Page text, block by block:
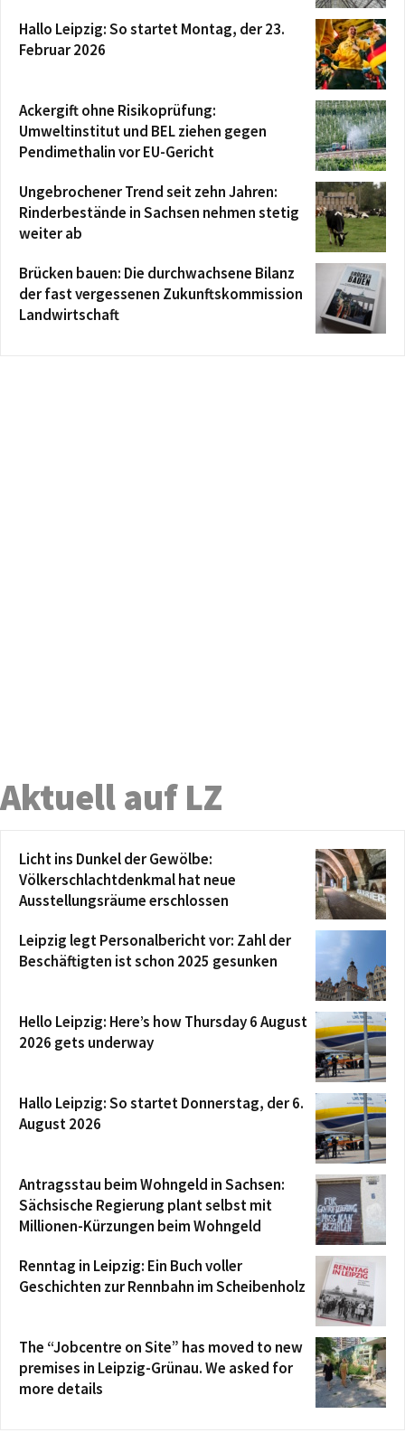
Hallo Leipzig: So startet Montag, der 23.
Februar 2026
Ackergift ohne Risikoprüfung:
Umweltinstitut und BEL ziehen gegen
Pendimethalin vor EU-Gericht
Ungebrochener Trend seit zehn Jahren:
Rinderbestände in Sachsen nehmen stetig
weiter ab
Brücken bauen: Die durchwachsene Bilanz
der fast vergessenen Zukunftskommission
Landwirtschaft
Aktuell auf LZ
Licht ins Dunkel der Gewölbe:
Völkerschlachtdenkmal hat neue
Ausstellungsräume erschlossen
Leipzig legt Personalbericht vor: Zahl der
Beschäftigten ist schon 2025 gesunken
Hello Leipzig: Here’s how Thursday 6 August
2026 gets underway
Hallo Leipzig: So startet Donnerstag, der 6.
August 2026
Antragsstau beim Wohngeld in Sachsen:
Sächsische Regierung plant selbst mit
Millionen-Kürzungen beim Wohngeld
Renntag in Leipzig: Ein Buch voller
Geschichten zur Rennbahn im Scheibenholz
The “Jobcentre on Site” has moved to new
premises in Leipzig-Grünau. We asked for
more details